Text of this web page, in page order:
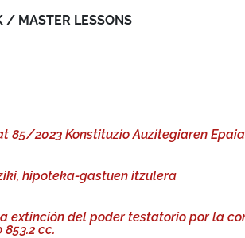
/ MASTER LESSONS
85/2023 Konstituzio Auzitegiaren
hipoteka-gastuen itzulera
extinción del poder testatorio por la
cc.